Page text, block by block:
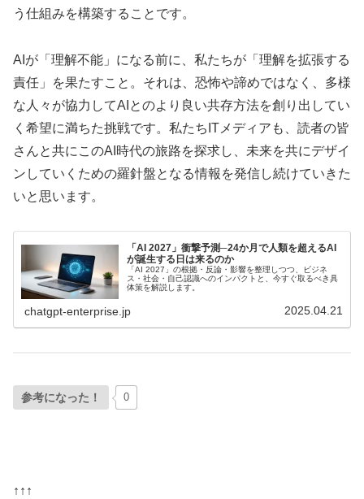
う仕組みを構築することです。
AIが「理解不能」になる前に、私たちが「理解を拡張する
責任」を果たすこと。それは、恐怖や諦めではなく、多様
な人々が協力してAIとのより良い共存方法を創り出してい
く希望に満ちた挑戦です。私たちITメディアも、読者の皆
さんと共にこのAI時代の旅路を探求し、未来を共にデザイ
ンしていくための羅針盤となる情報を発信し続けていきた
いと思います。
「AI 2027」衝撃予測─24か月で人類を超えるAI
が誕生する日は来るのか
「AI 2027」の根拠・反論・影響を整理しつつ、ビジネ
ス・社会・自己認識へのインパクトと、今すぐ取るべき具
体策を解説します。
chatgpt-enterprise.jp 2025.04.21
参考になった！ 0
↑↑↑